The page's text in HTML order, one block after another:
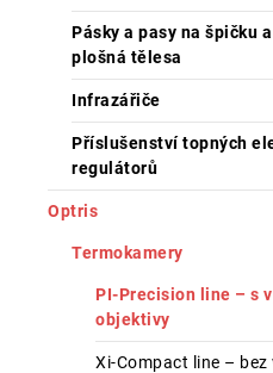
Pásky a pasy na špičku
plošná tělesa
Infrazářiče
Příslušenství topných
regulátorů
Optris
Termokamery
PI-Precision line – s
objektivy
Xi-Compact line – bez